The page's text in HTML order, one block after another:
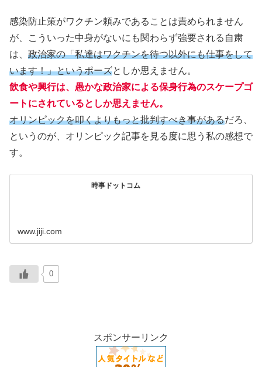
感染防止策がワクチン頼みであることは責められません
が、こういった中身がないにも関わらず強要される自粛
は、 政治家の「私達はワクチンを待つ以外にも仕事をして
います！」というポーズとしか思えません。
飲食や興行は、愚かな政治家による保身行為のスケープゴ
ートにされているとしか思えません。
オリンピックを叩くよりもっと批判すべき事があるだろ、
というのが、オリンピック記事を見る度に思う私の感想で
す。
時事ドットコム
www.jiji.com
0
スポンサーリンク